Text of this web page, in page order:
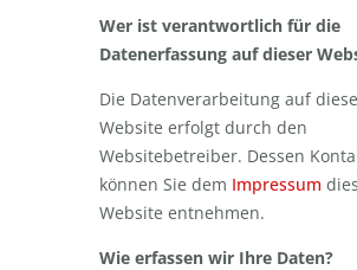
Wer ist verantwortlich für die
Datenerfassung auf dieser
Die Datenverarbeitung auf
Website erfolgt durch den
Websitebetreiber. Dessen
können Sie dem Impressum
Website entnehmen.
Wie erfassen wir Ihre Daten?